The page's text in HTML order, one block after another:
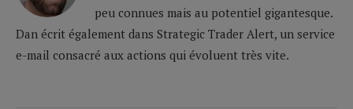
peu connues mais au potentiel gigantesque.
Dan écrit également dans Strategic Trader Alert, un service
e-mail consacré aux actions qui évoluent très vite.